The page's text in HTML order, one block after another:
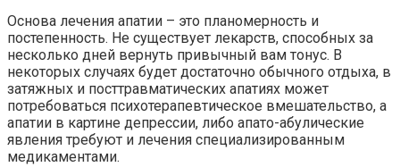
Основа лечения апатии – это планомерность и
постепенность. Не существует лекарств, способных за
несколько дней вернуть привычный вам тонус. В
некоторых случаях будет достаточно обычного отдыха, в
затяжных и посттравматических апатиях может
потребоваться психотерапевтическое вмешательство, а
апатии в картине депрессии, либо апато-абулические
явления требуют и лечения специализированным
медикаментами.